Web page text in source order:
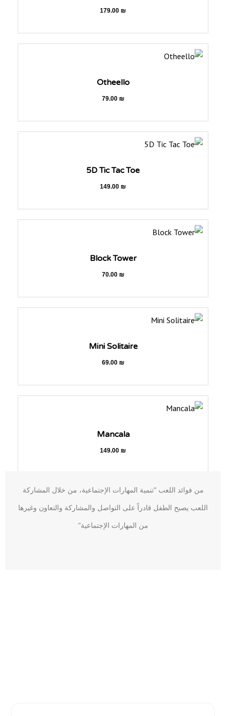
179.00₪
Otheello
79.00₪
5D Tic Tac Toe
149.00₪
Block Tower
70.00₪
Mini Solitaire
69.00₪
Mancala
149.00₪
من فوائد اللعب "تنمية المهارات الإجتماعية، من خلال المشاركة
اللعب يصبح الطفل قادراً على التواصل والمشاركة والتعاون وغيرها
من المهارات الإجتماعية"